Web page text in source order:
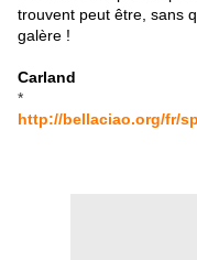
trouvent peut être, sans
galère !
Carland
*
http://bellaciao.org/fr/